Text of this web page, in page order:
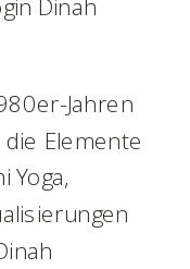
Jahren
Elemente
Yoga,